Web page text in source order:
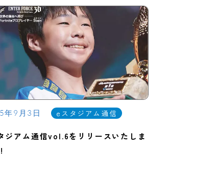
年9月3日 eスタジアム通信
ジアム通信vol.6をリリースいたしま